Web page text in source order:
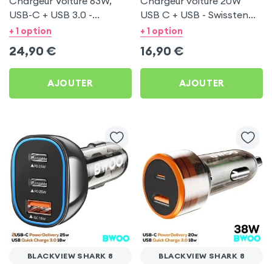
USB-C + USB 3.0 -
Swissten pour Blackview
+ 1 option
24,90 €
AJOUTER
USB C + USB - Swissten
pour Blackview Shark 8
+ 1 option
16,90 €
AJOUTER
BLACKVIEW SHARK 8 BLACKVIEW SHARK 8